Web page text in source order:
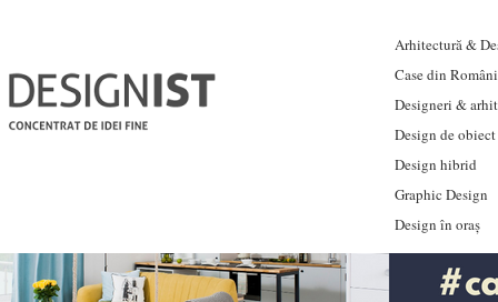
Arhitectură &
Case din
Designeri &
Design de obiect
Design hibrid
Graphic Design
Design în oraș